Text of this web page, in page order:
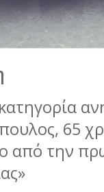
65
από την